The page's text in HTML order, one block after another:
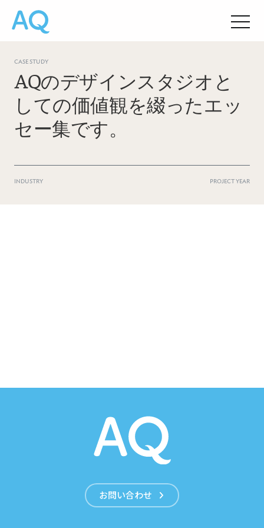
CASE STUDY
AQのデザインスタジオと
しての価値観を綴ったエッ
セー集です。
INDUSTRY PROJECT YEAR
お問い合わせ